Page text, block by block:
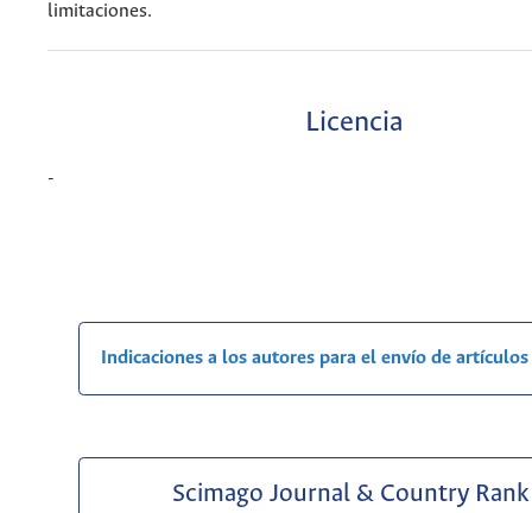
limitaciones.
Licencia
-
Indicaciones a los autores para el envío de artículos
Scimago Journal & Country Rank